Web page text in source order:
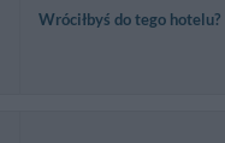
Wróciłbyś do tego hotelu?